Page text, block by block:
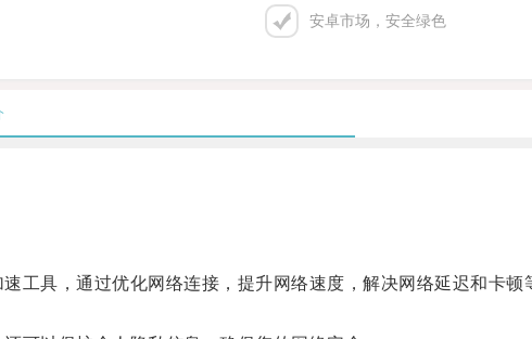
安卓市场，安全绿色
具，通过优化网络连接，提升网络速度，解决网络延迟和卡顿